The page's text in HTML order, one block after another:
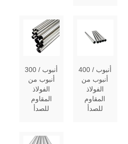
300 أنبوب /
أنبوب من
الفولاذ
المقاوم
للصدأ
400 أنبوب /
أنبوب من
الفولاذ
المقاوم
للصدأ